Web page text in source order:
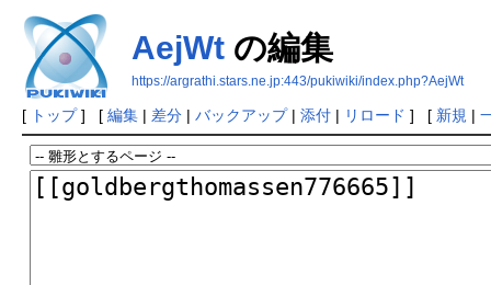
AejWtの編集
https://argrathi.stars.ne.jp:443/pukiwiki/index.php?AejWt
[ トップ] [ 編集| 差分| バックアップ| 添付| リロード ] [ 新規 |